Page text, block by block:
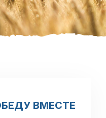
ВМЕСТЕ